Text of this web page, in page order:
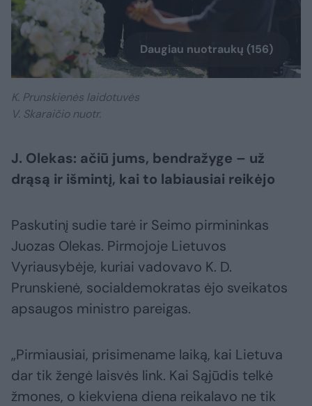
Daugiau nuotraukų (156)
K. Prunskienės laidotuvės
V. Skaraičio nuotr.
J. Olekas: ačiū jums, bendražyge – už
drąsą ir išmintį, kai to labiausiai reikėjo
Paskutinį sudie tarė ir Seimo pirmininkas
Juozas Olekas. Pirmojoje Lietuvos
Vyriausybėje, kuriai vadovavo K. D.
Prunskienė, socialdemokratas ėjo sveikatos
apsaugos ministro pareigas.
„Pirmiausiai, prisimename laiką, kai Lietuva
dar tik žengė laisvės link. Kai Sąjūdis telkė
žmones, o kiekviena diena reikalavo ne tik